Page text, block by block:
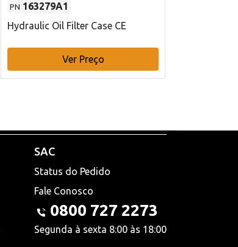
PN 163279A1
Hydraulic Oil Filter Case CE
Ver Preço
SAC
Status do Pedido
Fale Conosco
0800 727 2273
Segunda à sexta 8:00 às 18:00